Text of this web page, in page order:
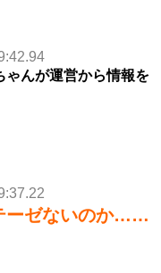
ゃんが運営から情報を
ーゼないのか……